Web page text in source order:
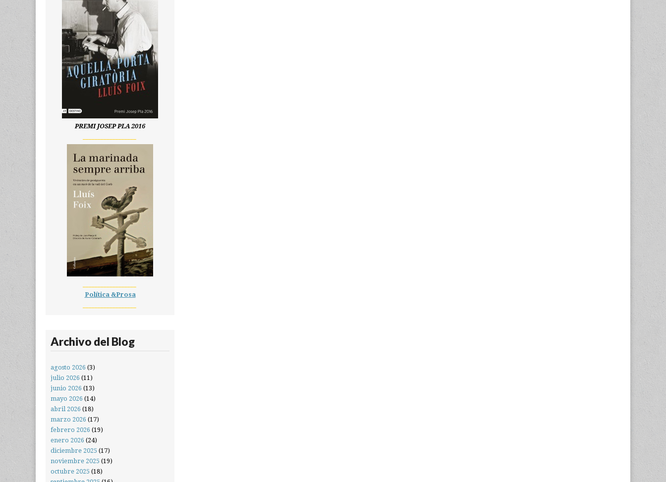
PREMI JOSEP PLA 2016
Política &Prosa
Archivo del Blog
agosto 2026 (3)
julio 2026 (11)
junio 2026 (13)
mayo 2026 (14)
abril 2026 (18)
marzo 2026 (17)
febrero 2026 (19)
enero 2026 (24)
diciembre 2025 (17)
noviembre 2025 (19)
octubre 2025 (18)